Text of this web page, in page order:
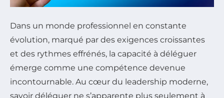
Dans un monde professionnel en constante
évolution, marqué par des exigences croissantes
et des rythmes effrénés, la capacité à déléguer
émerge comme une compétence devenue
incontournable. Au cœur du leadership moderne,
savoir déléguer ne s’apparente plus seulement à